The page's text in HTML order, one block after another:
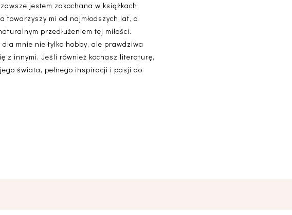
jestem zakochana w książkach.
towarzyszy mi od najmłodszych lat, a
przedłużeniem tej miłości.
dla mnie nie tylko hobby, ale prawdziwa
z innymi. Jeśli również kochasz literaturę,
świata, pełnego inspiracji i pasji do